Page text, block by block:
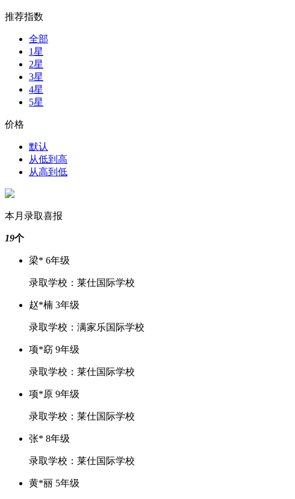
推荐指数
全部
1星
2星
3星
4星
5星
价格
默认
从低到高
从高到低
本月录取喜报
19个
梁* 6年级
录取学校：莱仕国际学校
赵*楠 3年级
录取学校：满家乐国际学校
项*窈 9年级
录取学校：莱仕国际学校
项*原 9年级
录取学校：莱仕国际学校
张* 8年级
录取学校：莱仕国际学校
黄*丽 5年级